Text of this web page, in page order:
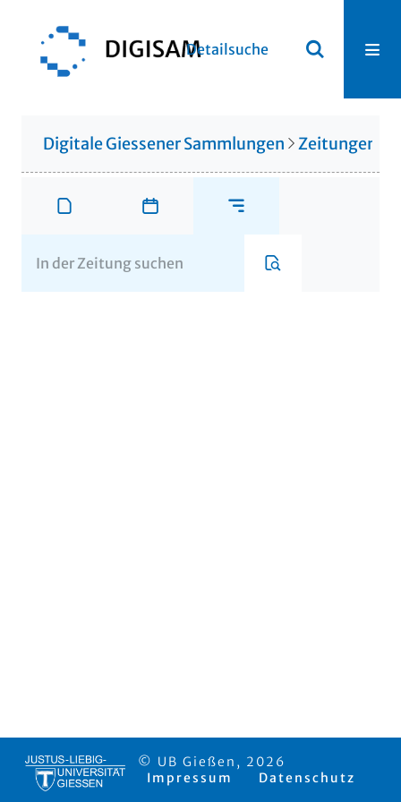
Detailsuche
Digitale Giessener Sammlungen Zeitungen
© UB Gießen, 2026
Impressum
Datenschutz